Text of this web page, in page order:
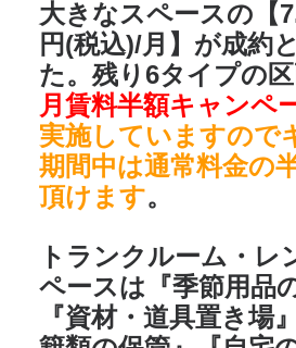
大きなスペースの【
円(税込)/月】が成約
た。残り6タイプの
月賃料半額キャンペ
実施していますので
期間中は通常料金の
頂けます。
トランクルーム・レ
ペースは 『季節用品
『資材・道具置き場